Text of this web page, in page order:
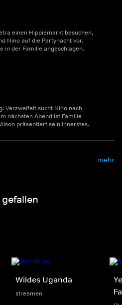
einen Hippiemarkt besuchen,
Nino auf die Partynacht vor.
in der Familie angeschlagen.
Verzweifelt sucht Nino nach
nächsten Abend ist Familie
präsentiert sein Innerstes.
mehr
Wildes Uganda
streamen